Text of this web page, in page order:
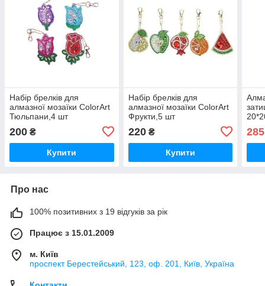
Набір брелків для
алмазної мозаїки ColorArt
Тюльпани,4 шт
200 ₴
Купити
Набір брелків для
алмазної мозаїки ColorArt
Фрукти,5 шт
220₴
Купити
285
Про нас
100% позитивних з 19 відгуків за рік
Працює з 15.01.2009
м. Київ
проспект Берестейський, 123, оф. 201, Київ, Україна